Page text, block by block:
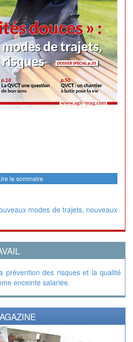
le sommaire
modes de trajets, nouveaux
prévention des risques et la qualité
enceinte salariée.